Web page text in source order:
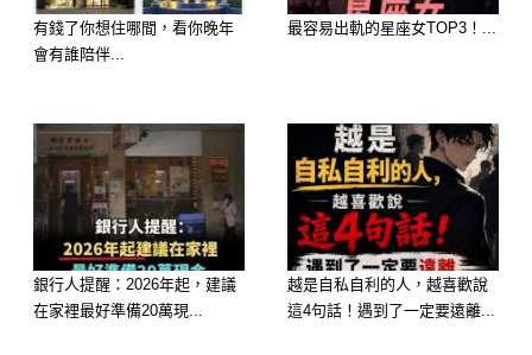
幾天後，水位逐漸下降。
廓。
而當水幾乎見底時——
他看見了。
有錢了你想住哪間，看你晚年
會有誰陪伴...
最容易出軌的星座女TOP3！...
銀行人提醒：2026年起，建議
在家裡最好準備20萬現...
越是自私自利的人，越喜歡說
這4句話！遇到了一定要遠離...